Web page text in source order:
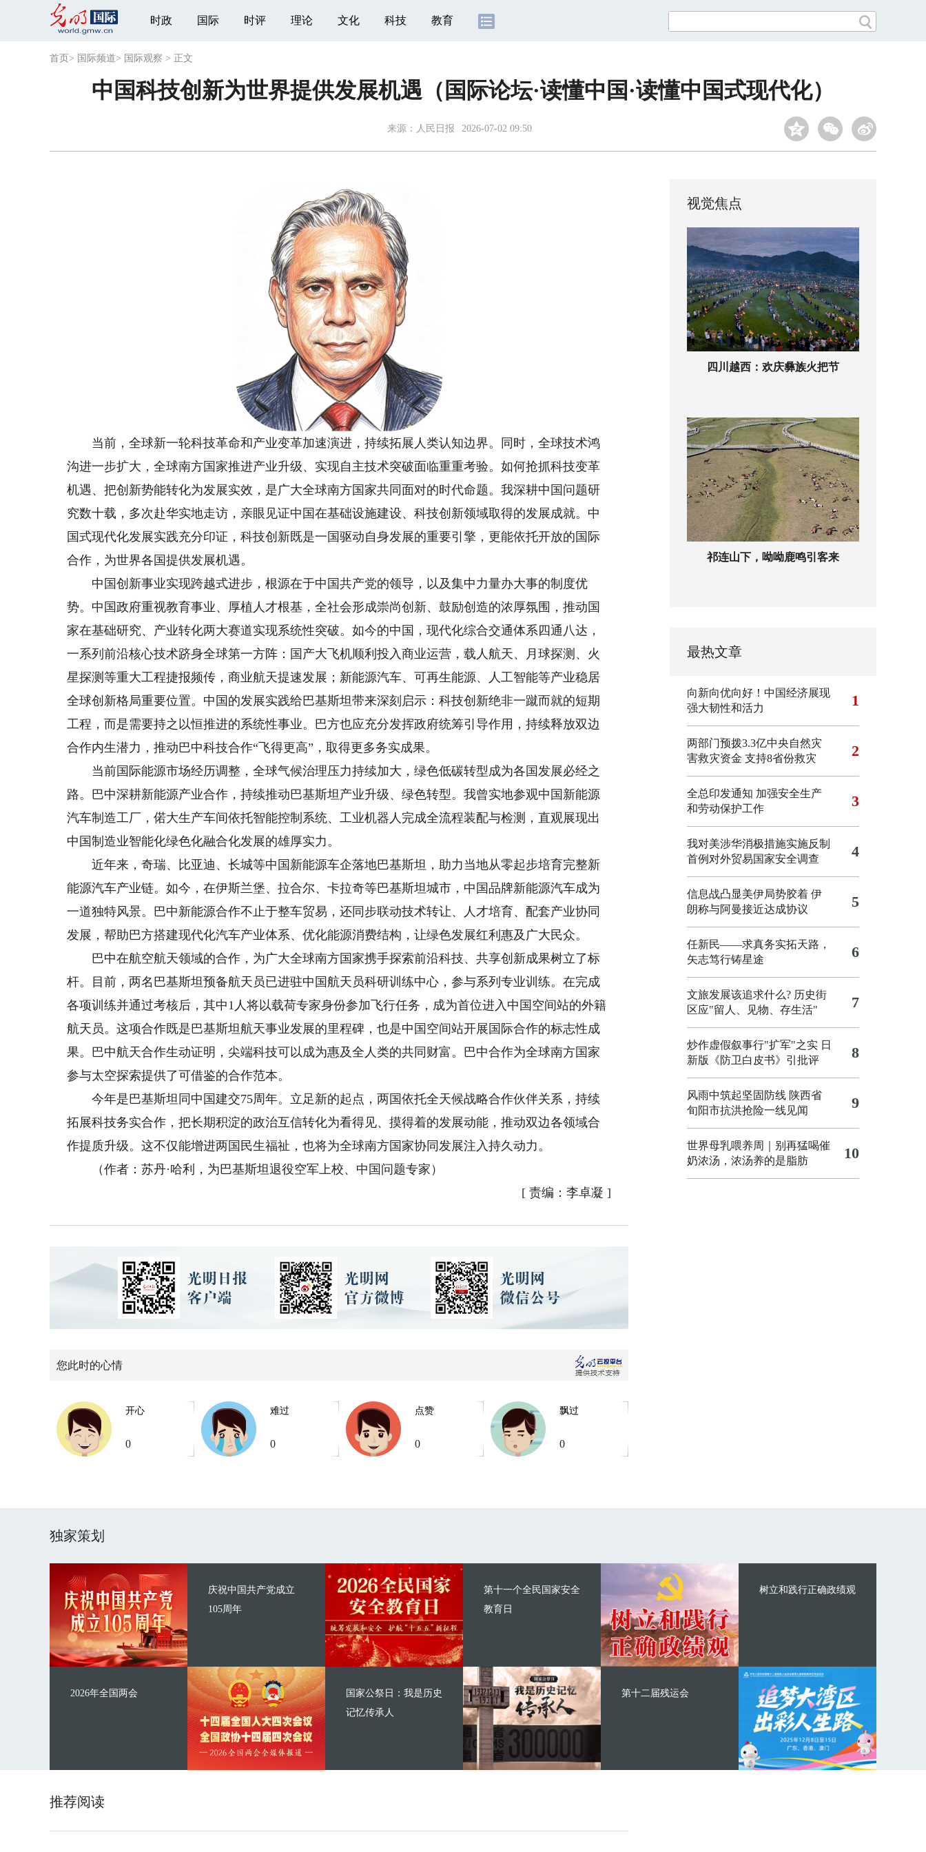
时政 国际 时评 理论 文化 科技 教育
首页 > 国际频道> 国际观察 > 正文
中国科技创新为世界提供发展机遇（国际论坛·读懂中国·读懂中国式现代化）
来源： 人民日报 2026-07-02 09:50
当前，全球新一轮科技革命和产业变革加速演进，持续拓展人类认知边界。同时，全球技术鸿
沟进一步扩大，全球南方国家推进产业升级、实现自主技术突破面临重重考验。如何抢抓科技变革
机遇、把创新势能转化为发展实效，是广大全球南方国家共同面对的时代命题。我深耕中国问题研
究数十载，多次赴华实地走访，亲眼见证中国在基础设施建设、科技创新领域取得的发展成就。中
国式现代化发展实践充分印证，科技创新既是一国驱动自身发展的重要引擎，更能依托开放的国际
合作，为世界各国提供发展机遇。
中国创新事业实现跨越式进步，根源在于中国共产党的领导，以及集中力量办大事的制度优
势。中国政府重视教育事业、厚植人才根基，全社会形成崇尚创新、鼓励创造的浓厚氛围，推动国
家在基础研究、产业转化两大赛道实现系统性突破。如今的中国，现代化综合交通体系四通八达，
一系列前沿核心技术跻身全球第一方阵：国产大飞机顺利投入商业运营，载人航天、月球探测、火
星探测等重大工程捷报频传，商业航天提速发展；新能源汽车、可再生能源、人工智能等产业稳居
全球创新格局重要位置。中国的发展实践给巴基斯坦带来深刻启示：科技创新绝非一蹴而就的短期
工程，而是需要持之以恒推进的系统性事业。巴方也应充分发挥政府统筹引导作用，持续释放双边
合作内生潜力，推动巴中科技合作“飞得更高”，取得更多务实成果。
当前国际能源市场经历调整，全球气候治理压力持续加大，绿色低碳转型成为各国发展必经之
路。巴中深耕新能源产业合作，持续推动巴基斯坦产业升级、绿色转型。我曾实地参观中国新能源
汽车制造工厂，偌大生产车间依托智能控制系统、工业机器人完成全流程装配与检测，直观展现出
中国制造业智能化绿色化融合化发展的雄厚实力。
近年来，奇瑞、比亚迪、长城等中国新能源车企落地巴基斯坦，助力当地从零起步培育完整新
能源汽车产业链。如今，在伊斯兰堡、拉合尔、卡拉奇等巴基斯坦城市，中国品牌新能源汽车成为
一道独特风景。巴中新能源合作不止于整车贸易，还同步联动技术转让、人才培育、配套产业协同
发展，帮助巴方搭建现代化汽车产业体系、优化能源消费结构，让绿色发展红利惠及广大民众。
巴中在航空航天领域的合作，为广大全球南方国家携手探索前沿科技、共享创新成果树立了标
杆。目前，两名巴基斯坦预备航天员已进驻中国航天员科研训练中心，参与系列专业训练。在完成
各项训练并通过考核后，其中1人将以载荷专家身份参加飞行任务，成为首位进入中国空间站的外籍
航天员。这项合作既是巴基斯坦航天事业发展的里程碑，也是中国空间站开展国际合作的标志性成
果。巴中航天合作生动证明，尖端科技可以成为惠及全人类的共同财富。巴中合作为全球南方国家
参与太空探索提供了可借鉴的合作范本。
今年是巴基斯坦同中国建交75周年。立足新的起点，两国依托全天候战略合作伙伴关系，持续
拓展科技务实合作，把长期积淀的政治互信转化为看得见、摸得着的发展动能，推动双边各领域合
作提质升级。这不仅能增进两国民生福祉，也将为全球南方国家协同发展注入持久动力。
（作者：苏丹·哈利，为巴基斯坦退役空军上校、中国问题专家）
[ 责编：李卓凝 ]
您此时的心情
开心
0
难过
0
点赞
0
飘过
0
视觉焦点
四川越西：欢庆彝族火把节
祁连山下，呦呦鹿鸣引客来
最热文章
向新向优向好！中国经济展现
强大韧性和活力
1
两部门预拨3.3亿中央自然灾
害救灾资金 支持8省份救灾
2
全总印发通知 加强安全生产
和劳动保护工作
3
我对美涉华消极措施实施反制
首例对外贸易国家安全调查
4
信息战凸显美伊局势胶着 伊
朗称与阿曼接近达成协议
5
任新民——求真务实拓天路，
矢志笃行铸星途
6
文旅发展该追求什么? 历史街
区应"留人、见物、存生活"
7
炒作虚假叙事行"扩军"之实 日
新版《防卫白皮书》引批评
8
风雨中筑起坚固防线 陕西省
旬阳市抗洪抢险一线见闻
9
世界母乳喂养周｜别再猛喝催
奶浓汤，浓汤养的是脂肪
10
独家策划
庆祝中国共产党成立
105周年
2026年全国两会
第十一个全民国家安全
教育日
国家公祭日：我是历史
记忆传承人
树立和践行正确政绩观
第十二届残运会
推荐阅读